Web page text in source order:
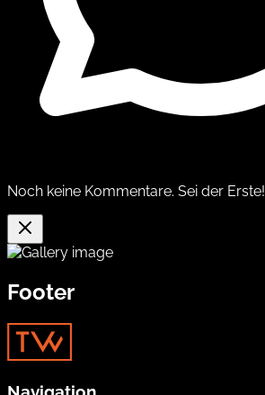
Noch keine Kommentare. Sei der Erste!
Footer